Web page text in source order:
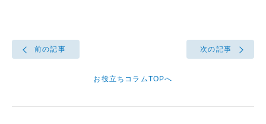
前の記事
お役立ちコラムTOPへ
次の記事